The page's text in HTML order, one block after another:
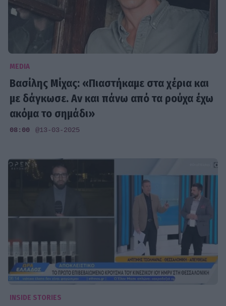
MEDIA
Βασίλης Μίχας: «Πιαστήκαμε στα χέρια και
με δάγκωσε. Αν και πάνω από τα ρούχα έχω
ακόμα το σημάδι»
08:00 @13-03-2025
INSIDE STORIES